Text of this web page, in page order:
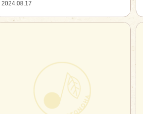
2024.08.17